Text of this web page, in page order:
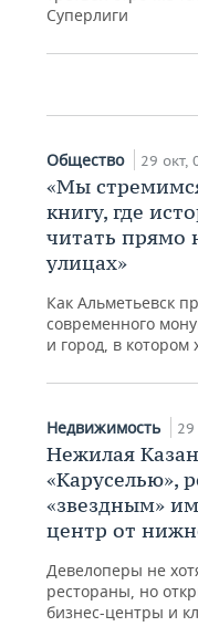
Суперлиги
головой»
29 окт, 07:00
Общество 29 окт,
«Мы
книгу, где
читать прямо
улицах»
Как Альметьевск
современного
и город, в котором
Недвижимость 29
Нежилая
«Каруселью»,
«звездным»
центр от
Девелоперы не
рестораны, но
бизнес-центры и